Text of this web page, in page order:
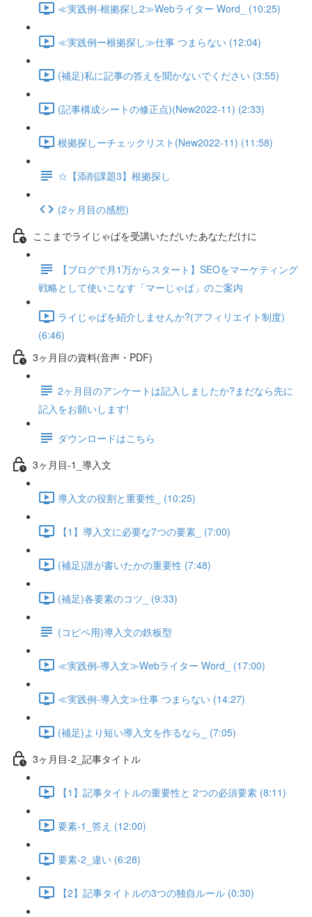
≪実践例-根拠探し2≫Webライター Word_ (10:25)
≪実践例ー根拠探し≫仕事 つまらない (12:04)
(補足)私に記事の答えを聞かないでください (3:55)
(記事構成シートの修正点)(New2022-11) (2:33)
根拠探しーチェックリスト(New2022-11) (11:58)
☆【添削課題3】根拠探し
(2ヶ月目の感想)
ここまでライじゃぱを受講いただいたあなただけに
【ブログで月1万からスタート】SEOをマーケティング
戦略として使いこなす「マーじゃぱ」のご案内
ライじゃぱを紹介しませんか?(アフィリエイト制度)
(6:46)
3ヶ月目の資料(音声・PDF)
2ヶ月目のアンケートは記入しましたか?まだなら先に
記入をお願いします!
ダウンロードはこちら
3ヶ月目-1_導入文
導入文の役割と重要性_ (10:25)
【1】導入文に必要な7つの要素_ (7:00)
(補足)誰が書いたかの重要性 (7:48)
(補足)各要素のコツ_ (9:33)
(コピペ用)導入文の鉄板型
≪実践例-導入文≫Webライター Word_ (17:00)
≪実践例-導入文≫仕事 つまらない (14:27)
(補足)より短い導入文を作るなら_ (7:05)
3ヶ月目-2_記事タイトル
【1】記事タイトルの重要性と 2つの必須要素 (8:11)
要素-1_答え (12:00)
要素-2_違い (6:28)
【2】記事タイトルの3つの独自ルール (0:30)